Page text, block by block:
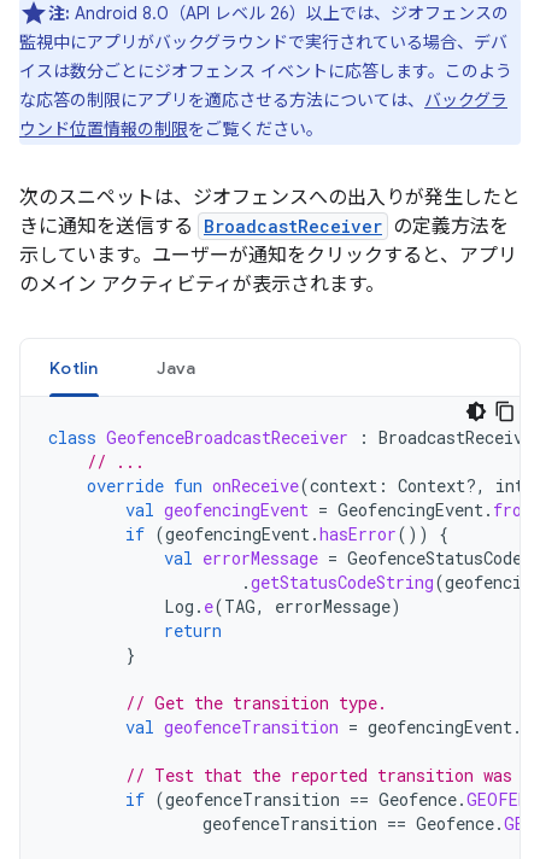
注: Android 8.0（API レベル 26）以上では、ジオフェンスの
監視中にアプリがバックグラウンドで実行されている場合、デバ
イスは数分ごとにジオフェンス イベントに応答します。このよう
な応答の制限にアプリを適応させる方法については、 バックグラ
ウンド位置情報の制限をご覧ください。
次のスニペットは、ジオフェンスへの出入りが発生したと
きに通知を送信する
BroadcastReceiver の定義方法を
示しています。ユーザーが通知をクリックすると、アプリ
のメイン アクティビティが表示されます。
Kotlin Java
class GeofenceBroadcastReceiver :
// ...
override fun onReceive(context : Context?,
val geofencingEvent = GeofencingEvent.
if (geofencingEvent.hasError())
{
val errorMessage = GeofenceStatusCodes
.getStatusCodeString(
Log . e(TAG, errorMessage)
return
}
// Get the transition type.
val geofenceTransition = geofencingEvent.
// Test that the reported transition was
if (geofenceTransition == Geofence.
geofenceTransition == Geofence.